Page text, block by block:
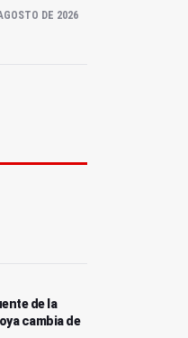
DE 2026
de la
cambia de